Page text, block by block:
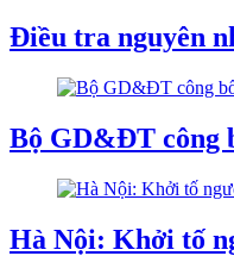
Điều tra nguyên
Bộ GD&ĐT công
Hà Nội: Khởi tố